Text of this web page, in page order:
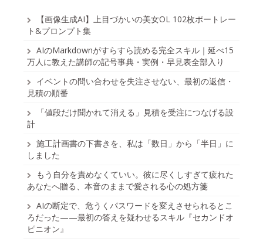
【画像生成AI】上目づかいの美女OL 102枚ポートレー
ト&プロンプト集
AIのMarkdownがすらすら読める完全スキル｜延べ15
万人に教えた講師の記号事典・実例・早見表全部入り
イベントの問い合わせを失注させない、最初の返信・
見積の順番
「値段だけ聞かれて消える」見積を受注につなげる設
計
施工計画書の下書きを、私は「数日」から「半日」に
しました
もう自分を責めなくていい。彼に尽くしすぎて疲れた
あなたへ贈る、本音のままで愛される心の処方箋
AIの断定で、危うくパスワードを変えさせられるとこ
ろだった——最初の答えを疑わせるスキル『セカンドオ
ピニオン』